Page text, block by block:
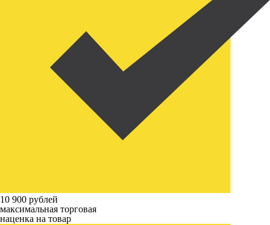
10 900 рублей
максимальная торговая
наценка на товар